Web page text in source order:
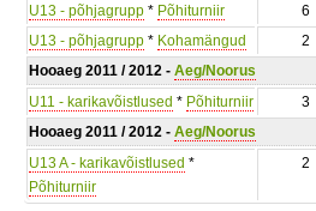
U13 - põhjagrupp * Põhiturniir 6
U13 - põhjagrupp * Kohamängud 2
Hooaeg 2011 / 2012 - Aeg/Noorus
U11 - karikavõistlused * Põhiturniir 3
Hooaeg 2011 / 2012 - Aeg/Noorus
U13 A - karikavõistlused *
Põhiturniir
2